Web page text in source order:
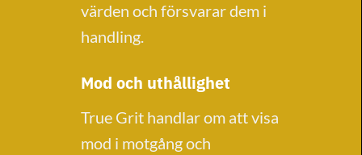
värden och försvarar dem i
handling.
Mod och uthållighet
True Grit handlar om att visa
mod i motgång och